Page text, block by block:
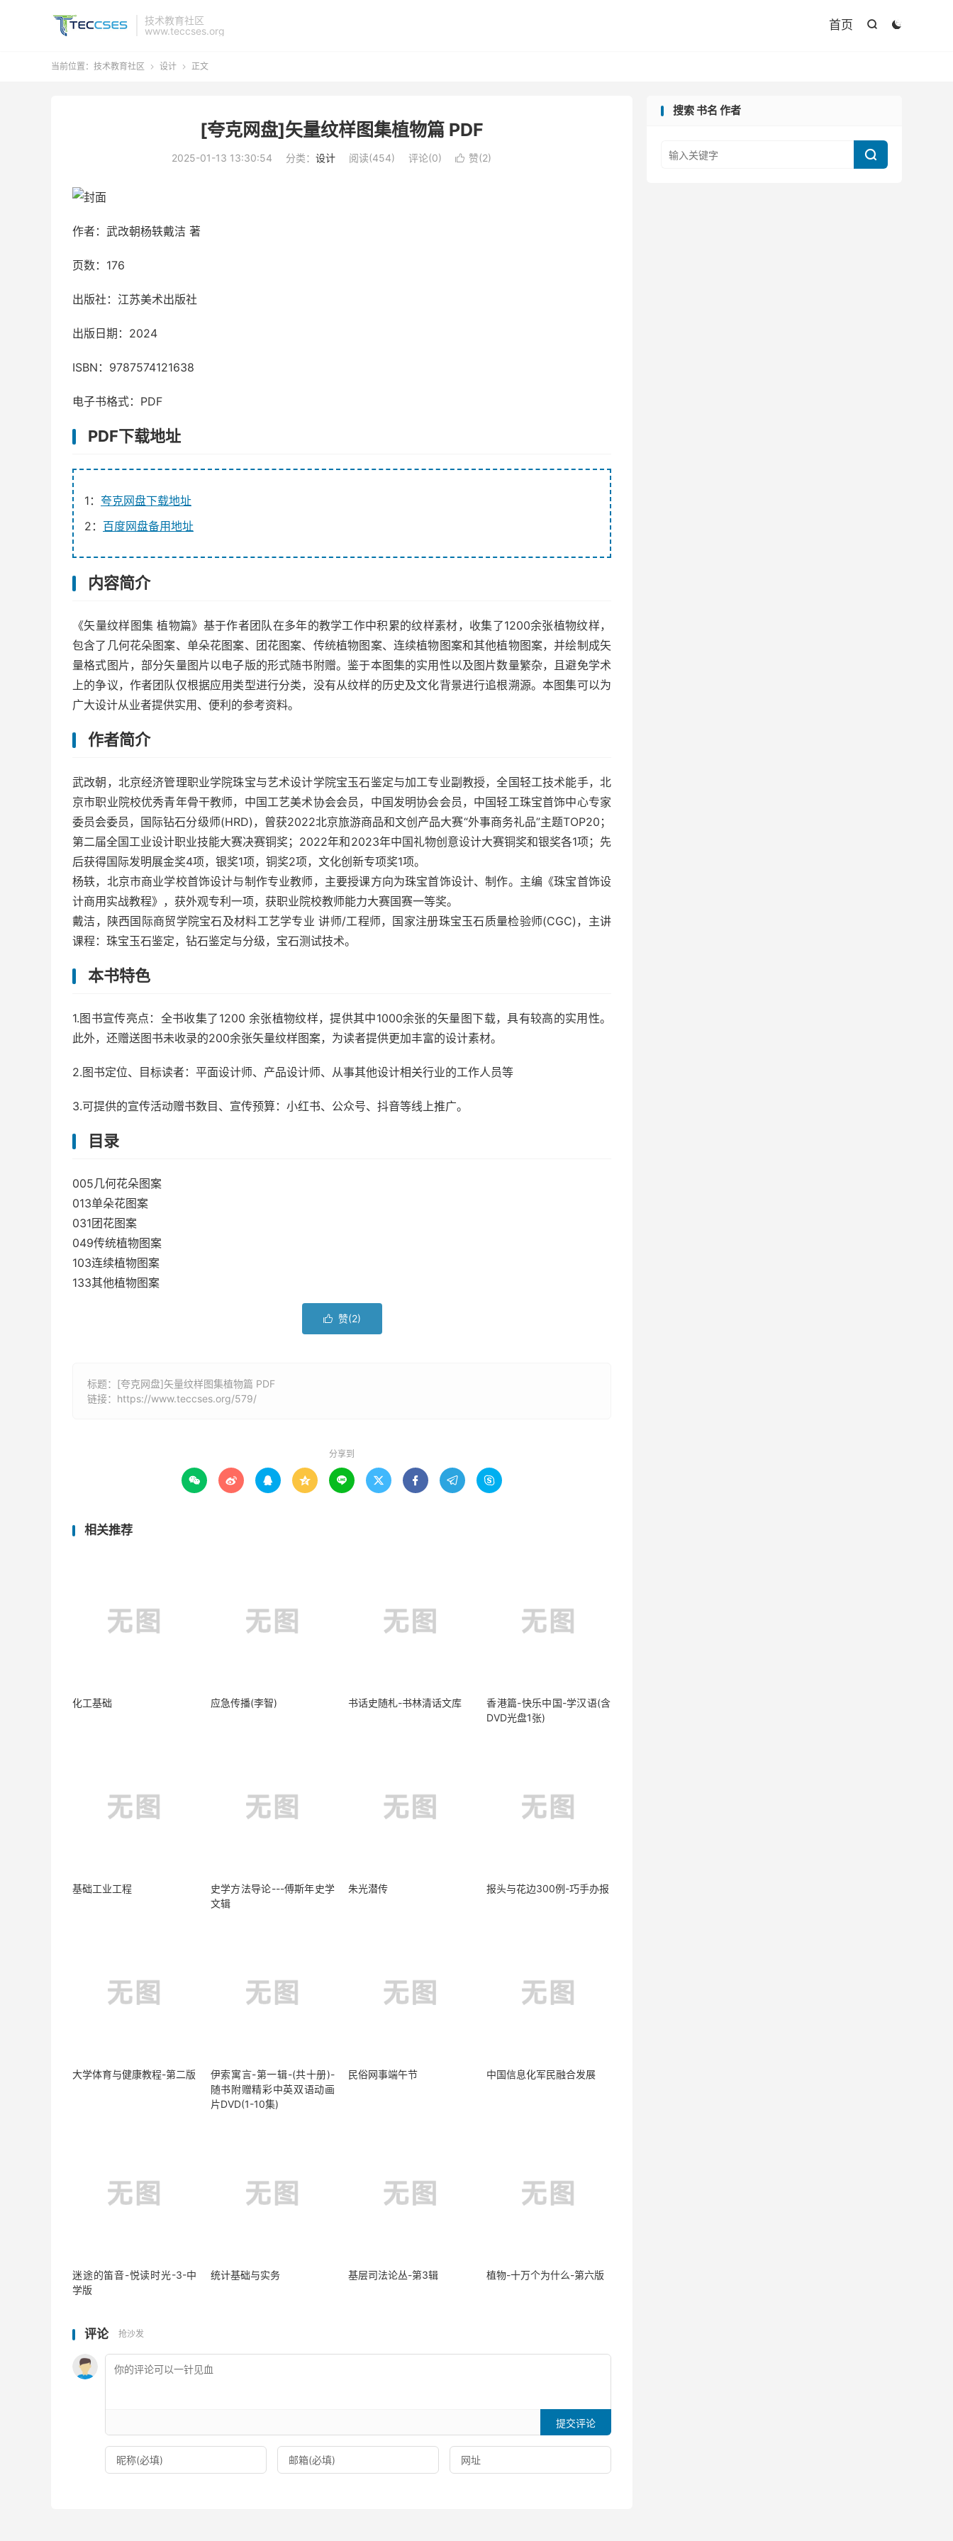
技术教育社区
www.teccses.org


首页
当前位置： 技术教育社区  设计  正文
[夸克网盘]矢量纹样图集植物篇 PDF
2025-01-13 13:30:54 分类： 设计 阅读(454) 评论(0)  赞(2)
作者：武改朝杨轶戴洁 著
页数：176
出版社：江苏美术出版社
出版日期：2024
ISBN：9787574121638
电子书格式：PDF
PDF下载地址
1： 夸克网盘下载地址
2： 百度网盘备用地址
内容简介
《矢量纹样图集 植物篇》基于作者团队在多年的教学工作中积累的纹样素材，收集了1200余张植物纹样，
包含了几何花朵图案、单朵花图案、团花图案、传统植物图案、连续植物图案和其他植物图案，并绘制成矢
量格式图片，部分矢量图片以电子版的形式随书附赠。鉴于本图集的实用性以及图片数量繁杂，且避免学术
上的争议，作者团队仅根据应用类型进行分类，没有从纹样的历史及文化背景进行追根溯源。本图集可以为
广大设计从业者提供实用、便利的参考资料。
作者简介
武改朝，北京经济管理职业学院珠宝与艺术设计学院宝玉石鉴定与加工专业副教授，全国轻工技术能手，北
京市职业院校优秀青年骨干教师，中国工艺美术协会会员，中国发明协会会员，中国轻工珠宝首饰中心专家
委员会委员，国际钻石分级师(HRD)，曾获2022北京旅游商品和文创产品大赛“外事商务礼品”主题TOP20；
第二届全国工业设计职业技能大赛决赛铜奖；2022年和2023年中国礼物创意设计大赛铜奖和银奖各1项；先
后获得国际发明展金奖4项，银奖1项，铜奖2项，文化创新专项奖1项。
杨轶，北京市商业学校首饰设计与制作专业教师，主要授课方向为珠宝首饰设计、制作。主编《珠宝首饰设
计商用实战教程》，获外观专利一项，获职业院校教师能力大赛国赛一等奖。
戴洁，陕西国际商贸学院宝石及材料工艺学专业 讲师/工程师，国家注册珠宝玉石质量检验师(CGC)，主讲
课程：珠宝玉石鉴定，钻石鉴定与分级，宝石测试技术。
本书特色
1.图书宣传亮点：全书收集了1200 余张植物纹样，提供其中1000余张的矢量图下载，具有较高的实用性。
此外，还赠送图书未收录的200余张矢量纹样图案，为读者提供更加丰富的设计素材。
2.图书定位、目标读者：平面设计师、产品设计师、从事其他设计相关行业的工作人员等
3.可提供的宣传活动赠书数目、宣传预算：小红书、公众号、抖音等线上推广。
目录
005几何花朵图案
013单朵花图案
031团花图案
049传统植物图案
103连续植物图案
133其他植物图案
 赞(2)
标题：[夸克网盘]矢量纹样图集植物篇 PDF
链接： https://www.teccses.org/579/
分享到
        
相关推荐
化工基础 应急传播(李智) 书话史随札-书林清话文库
香港篇-快乐中国-学汉语(含
DVD光盘1张)
基础工业工程
史学方法导论---傅斯年史学
文辑
朱光潜传 报头与花边300例-巧手办报
大学体育与健康教程-第二版
伊索寓言-第一辑-(共十册)-
随书附赠精彩中英双语动画
片DVD(1-10集)
民俗网事端午节 中国信息化军民融合发展
迷途的笛音-悦读时光-3-中
学版
统计基础与实务 基层司法论丛-第3辑 植物-十万个为什么-第六版
评论 抢沙发
提交评论
搜索 书名 作者
